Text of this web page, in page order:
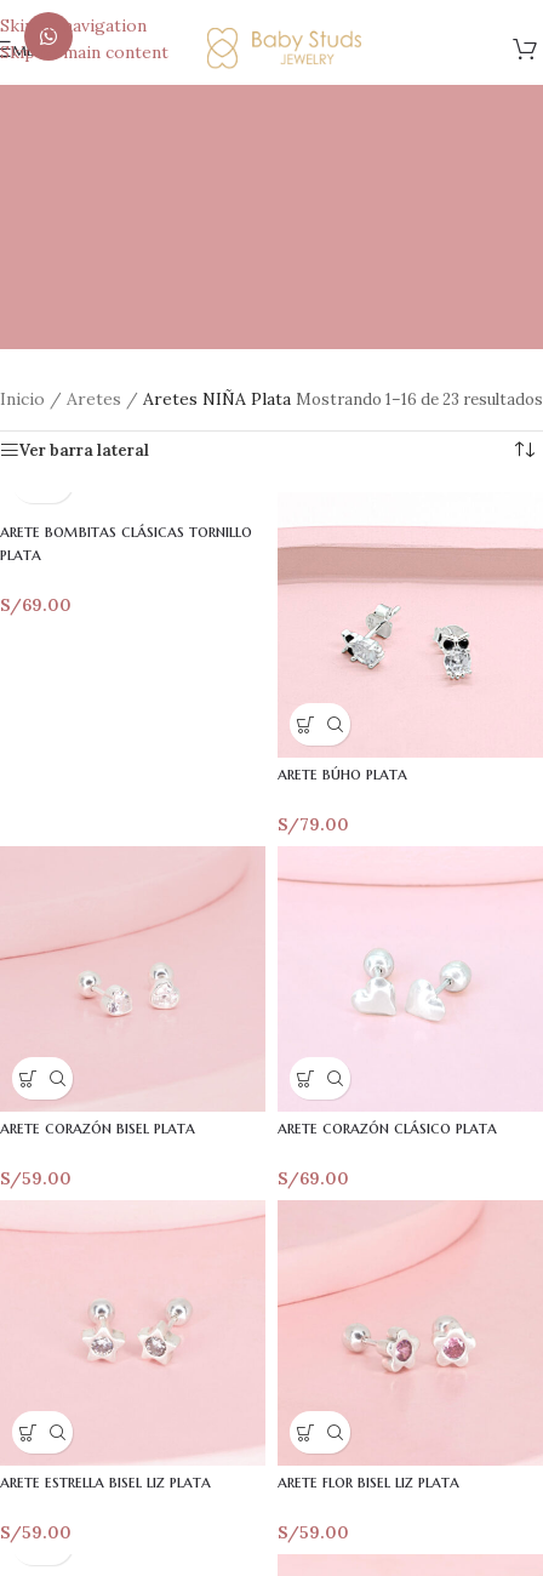
Skip to navigation
Skip to main content
menú
Inicio / Aretes / Aretes NIÑA Plata Mostrando 1–16 de 23 resultados
Ver barra lateral
arete bombitas clásicas tornillo
plata
S/69.00
arete búho plata
S/79.00
arete corazón bisel plata
S/59.00
arete corazón clásico plata
S/69.00
arete estrella bisel liz plata
S/59.00
arete flor bisel liz plata
S/59.00